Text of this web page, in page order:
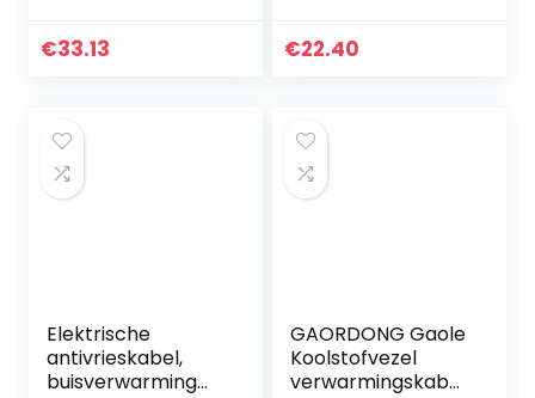
koolstofvezel
€33.13
Bodemkabel
Hotline…
€22.40
Elektrische
antivrieskabel,
buisverwarming
GAORDONG Gaole
Koolstofvezel
verwarmingskabel